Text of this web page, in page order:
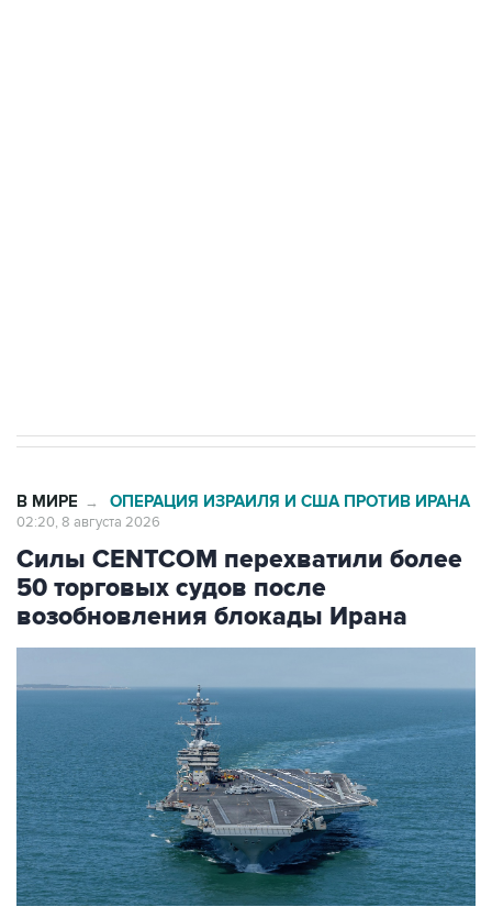
В МИРЕ → ОПЕРАЦИЯ ИЗРАИЛЯ И США ПРОТИВ ИРАНА
02:20, 8 августа 2026
Силы CENTCOM перехватили более
50 торговых судов после
возобновления блокады Ирана